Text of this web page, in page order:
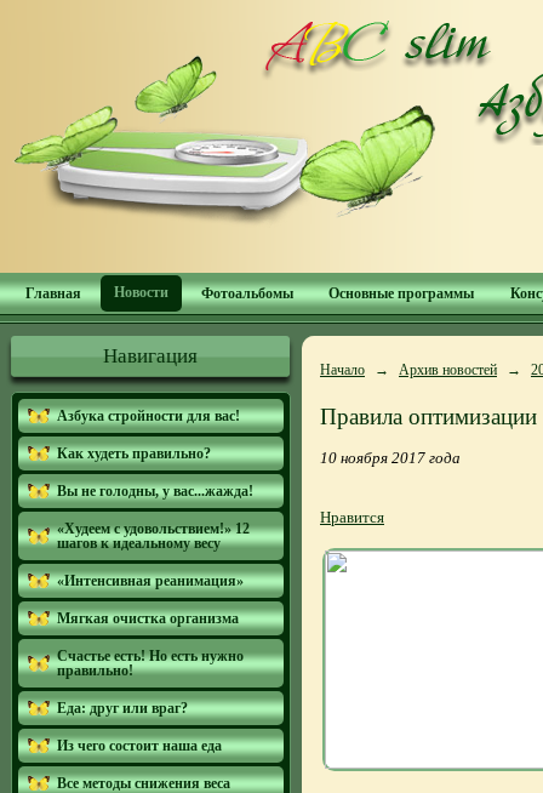
Главная Новости Фотоальбомы Основные программы
Навигация
Азбука стройности для вас!
Как худеть правильно?
Вы не голодны, у вас...жажда!
«Худеем с удовольствием!» 12
шагов к идеальному весу
«Интенсивная реанимация»
Мягкая очистка организма
Счастье есть! Но есть нужно
правильно!
Еда: друг или враг?
Из чего состоит наша еда
Все методы снижения веса
Начало → Архив новостей →
Правила оптимизации
10 ноября 2017 года
Нравится